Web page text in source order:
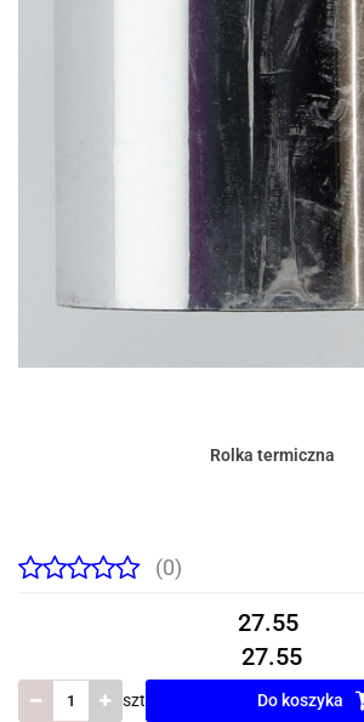
Rolka termiczna
(0)
27.55
27.55
szt Do koszyka